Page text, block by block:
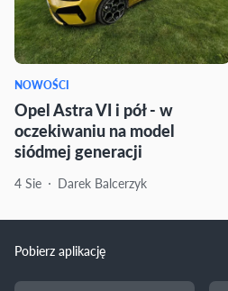
NOWOŚCI
Opel Astra VI i pół - w
oczekiwaniu na model
siódmej generacji
4 Sie Darek Balcerzyk
Pobierz aplikację